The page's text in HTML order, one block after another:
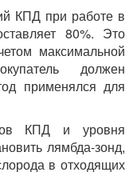
КПД при работе в
80%. Это
максимальной
должен
применялся для
КПД и уровня
лямбда-зонд,
в отходящих